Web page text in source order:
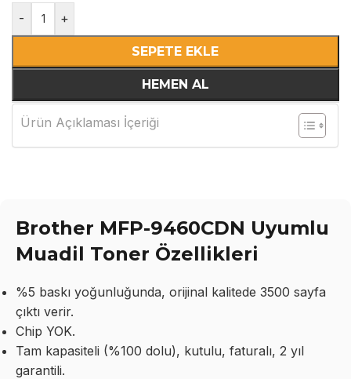
- +
SEPETE EKLE
HEMEN AL
Ürün Açıklaması İçeriği
Brother MFP-9460CDN Uyumlu
Muadil Toner Özellikleri
%5 baskı yoğunluğunda, orijinal kalitede 3500 sayfa
çıktı verir.
Chip YOK.
Tam kapasiteli (%100 dolu), kutulu, faturalı, 2 yıl
garantili.